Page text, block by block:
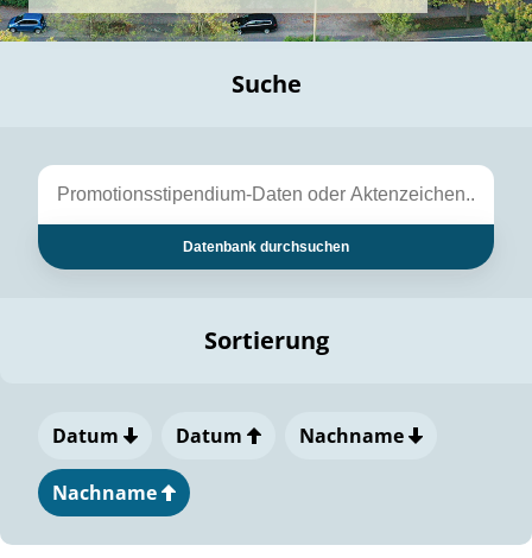
Suche
Datenbank durchsuchen
Sortierung
Datum Datum Nachname
Nachname